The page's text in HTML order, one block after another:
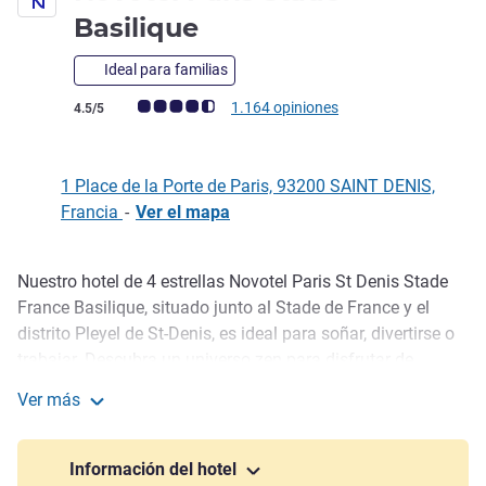
Basilique
Ideal para familias
Nota de clientes de Avis (Clasificación de ALL)
4.5/5 1.164 opiniones
1 Place de la Porte de Paris, 93200 SAINT DENIS,
Francia - Ver el mapa
Descripción
Nuestro hotel de 4 estrellas Novotel Paris St Denis Stade
France Basilique, situado junto al Stade de France y el
distrito Pleyel de St-Denis, es ideal para soñar, divertirse o
contemplar las vistas a París y la torre Eiffel. Deguste la
cocina casera en el patio ajardinado de nuestro
restaurante o bien haga ejercicio en el gimnasio. Tenemos
Ver más
Información del hotel